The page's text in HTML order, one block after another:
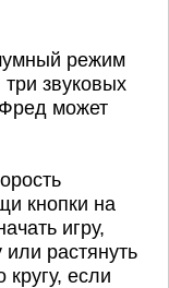
режим
звуковых
может
кнопки на
игру,
или растянуть
кругу, если